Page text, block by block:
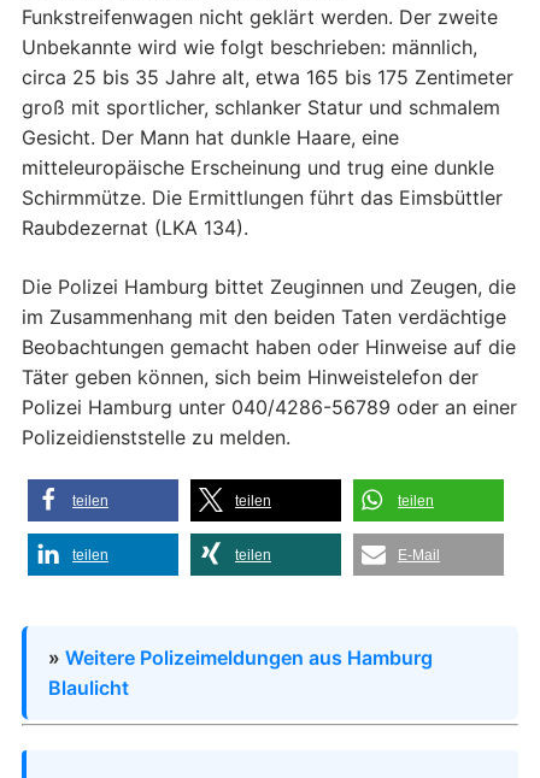
Funkstreifenwagen nicht geklärt werden. Der zweite
Unbekannte wird wie folgt beschrieben: männlich,
circa 25 bis 35 Jahre alt, etwa 165 bis 175 Zentimeter
groß mit sportlicher, schlanker Statur und schmalem
Gesicht. Der Mann hat dunkle Haare, eine
mitteleuropäische Erscheinung und trug eine dunkle
Schirmmütze. Die Ermittlungen führt das Eimsbüttler
Raubdezernat (LKA 134).
Die Polizei Hamburg bittet Zeuginnen und Zeugen, die
im Zusammenhang mit den beiden Taten verdächtige
Beobachtungen gemacht haben oder Hinweise auf die
Täter geben können, sich beim Hinweistelefon der
Polizei Hamburg unter 040/4286-56789 oder an einer
Polizeidienststelle zu melden.
teilen teilen teilen
teilen teilen E-Mail
» Weitere Polizeimeldungen aus Hamburg
Blaulicht